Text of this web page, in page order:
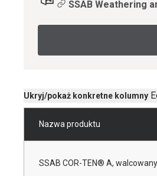
SSAB Weathering
Ukryj/pokaż konkretne kolumny
Nazwa produktu
SSAB COR-TEN® A,